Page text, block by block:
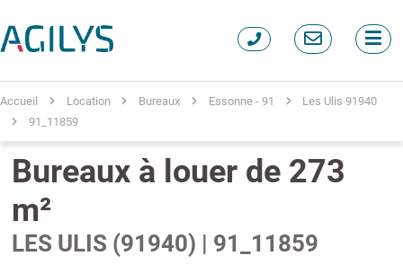
Accueil Location Bureaux Essonne - 91
Les Ulis 91940
91_11859
Bureaux à louer de 273
m²
LES ULIS (91940) | 91_11859